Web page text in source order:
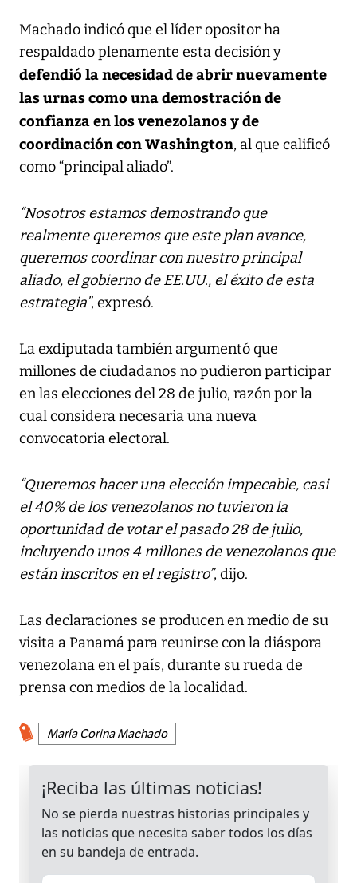
Machado indicó que el líder opositor ha
respaldado plenamente esta decisión y
defendió la necesidad de abrir nuevamente
las urnas como una demostración de
confianza en los venezolanos y de
coordinación con Washington, al que calificó
como “principal aliado”.
“Nosotros estamos demostrando que
realmente queremos que este plan avance,
queremos coordinar con nuestro principal
aliado, el gobierno de EE.UU., el éxito de esta
estrategia”, expresó.
La exdiputada también argumentó que
millones de ciudadanos no pudieron participar
en las elecciones del 28 de julio, razón por la
cual considera necesaria una nueva
convocatoria electoral.
“Queremos hacer una elección impecable, casi
el 40% de los venezolanos no tuvieron la
oportunidad de votar el pasado 28 de julio,
incluyendo unos 4 millones de venezolanos que
están inscritos en el registro”, dijo.
Las declaraciones se producen en medio de su
visita a Panamá para reunirse con la diáspora
venezolana en el país, durante su rueda de
prensa con medios de la localidad.
María Corina Machado